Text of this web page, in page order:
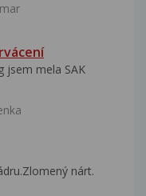
jsem mela SAK
nárt.